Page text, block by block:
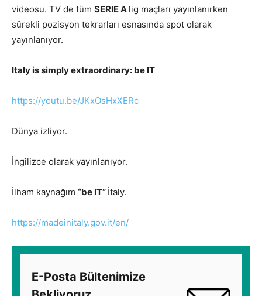
videosu. TV de tüm SERIE A lig maçları yayınlanırken
sürekli pozisyon tekrarları esnasında spot olarak
yayınlanıyor.
Italy is simply extraordinary: be IT
https://youtu.be/JKxOsHxXERc
Dünya izliyor.
İngilizce olarak yayınlanıyor.
İlham kaynağım “be IT” İtaly.
https://madeinitaly.gov.it/en/
E-Posta Bültenimize